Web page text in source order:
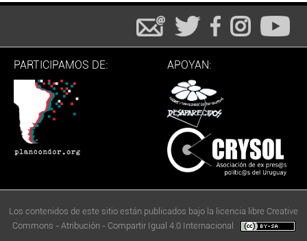
PARTICIPAMOS DE: APOYAN:
Los contenidos de este sitio están publicados bajo la licencia libre Creative
Commons - Atribución - Compartir Igual 4.0 Internacional